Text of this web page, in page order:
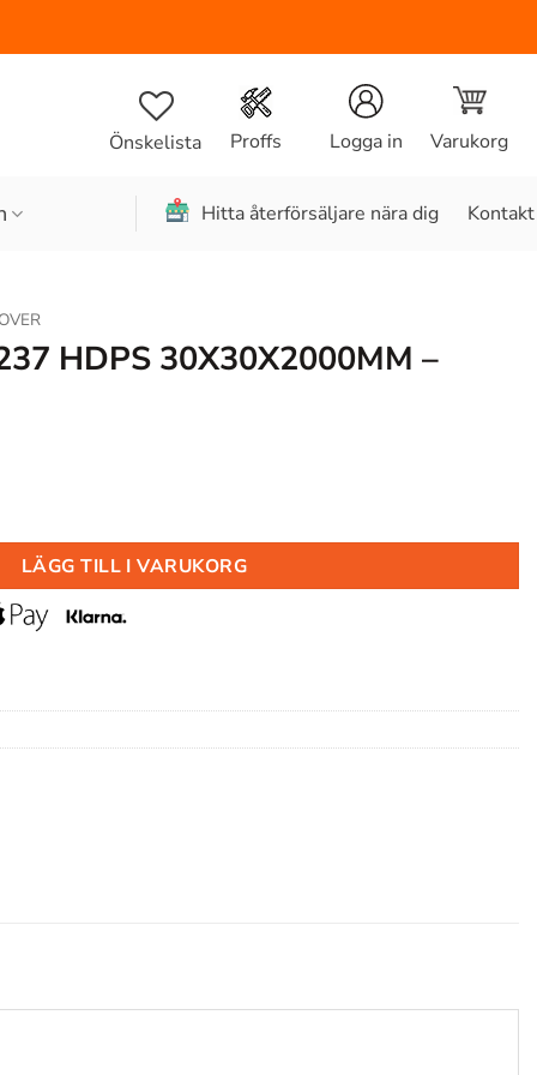
Önskelista Proffs Logga in Varukorg
Hitta återförsäljare nära dig Kontakt
HDPS 30X30X2000MM –
LÄGG TILL I VARUKORG